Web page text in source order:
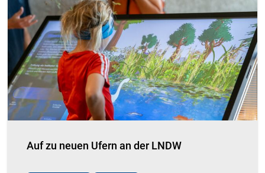
Auf zu neuen Ufern an der LNDW